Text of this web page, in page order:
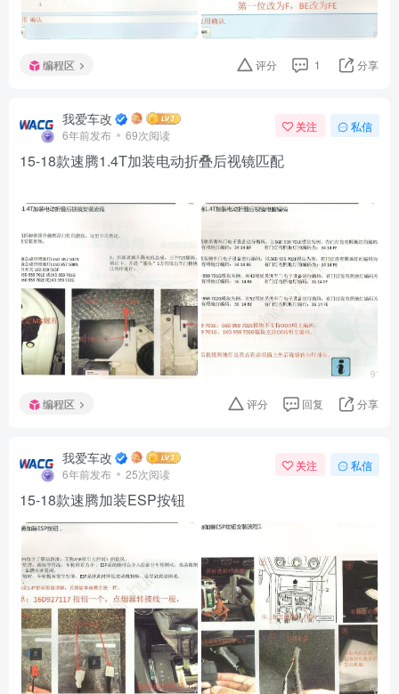
编程区 评分 1 分享
我爱车改
6年前发布 69次阅读
关注 私信
15-18款速腾1.4T加装电动折叠后视镜匹配
编程区 评分 回复 分享
我爱车改
6年前发布 25次阅读
关注 私信
15-18款速腾加装ESP按钮